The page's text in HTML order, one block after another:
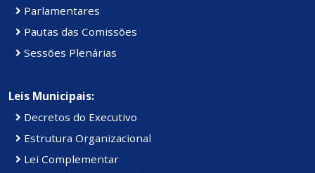
Parlamentares
Pautas das Comissões
Sessões Plenárias
Leis Municipais:
Decretos do Executivo
Estrutura Organizacional
Lei Complementar